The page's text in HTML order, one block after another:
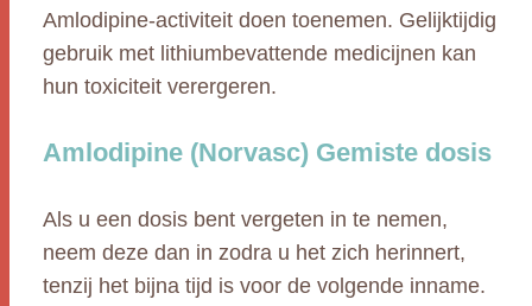
Amlodipine-activiteit doen toenemen. Gelijktijdig
gebruik met lithiumbevattende medicijnen kan
hun toxiciteit verergeren.
Amlodipine (Norvasc) Gemiste dosis
Als u een dosis bent vergeten in te nemen,
neem deze dan in zodra u het zich herinnert,
tenzij het bijna tijd is voor de volgende inname.